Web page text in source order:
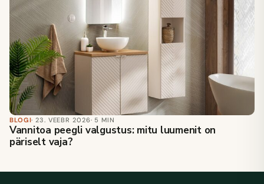
BLOGI· 23. VEEBR 2026· 5 MIN
Vannitoa peegli valgustus: mitu luumenit on
päriselt vaja?